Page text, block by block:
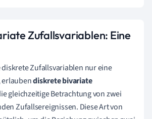
Zufallsvariablen: Eine
Zufallsvariablen nur eine
erlaubendiskrete bivariate
gleichzeitige Betrachtung von zwei
Zufallsereignissen. Diese Art von